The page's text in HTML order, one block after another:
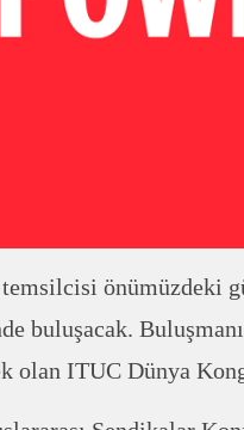
önümüzdeki
buluşacak.
olan ITUC Dünya